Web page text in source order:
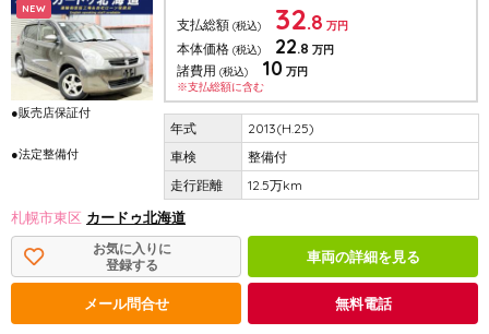
NEW
●販売店保証付
●法定整備付
支払総額 (税込) 32.8 万円
本体価格 (税込) 22.8 万円
諸費用 (税込) 10 万円
※支払総額に含む
2013(H.25)
整備付
12.5万km
札幌市東区 カードゥ北海道
お気に入りに
登録する
車両の詳細を見る
メール問合せ 無料電話